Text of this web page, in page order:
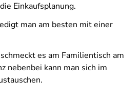
Einkaufsplanung.
man am besten mit einer
es am Familientisch am
nebenbei kann man sich im